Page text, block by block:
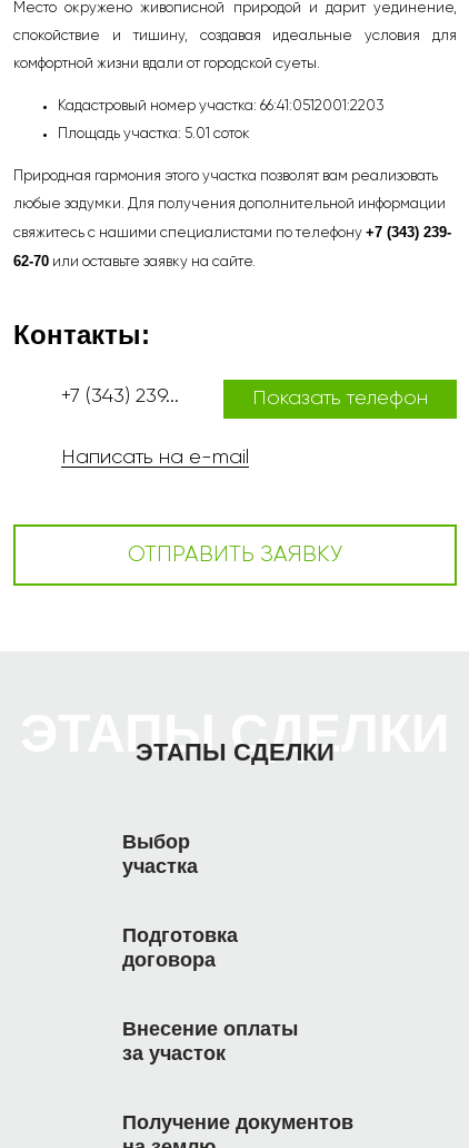
Место окружено живописной природой и дарит уединение,
спокойствие и тишину, создавая идеальные условия для
комфортной жизни вдали от городской суеты.
Кадастровый номер участка: 66:41:0512001:2203
Площадь участка: 5.01 соток
Природная гармония этого участка позволят вам реализовать
любые задумки. Для получения дополнительной информации
свяжитесь с нашими специалистами по телефону +7 (343) 239-
62-70 или оставьте заявку на сайте.
Контакты:
+7 (343) 239... Показать телефон
Написать на e-mail
ОТПРАВИТЬ ЗАЯВКУ
ЭТАПЫ СДЕЛКИ
ЭТАПЫ СДЕЛКИ
Выбор
участка
Подготовка
договора
Внесение оплаты
за участок
Получение документов